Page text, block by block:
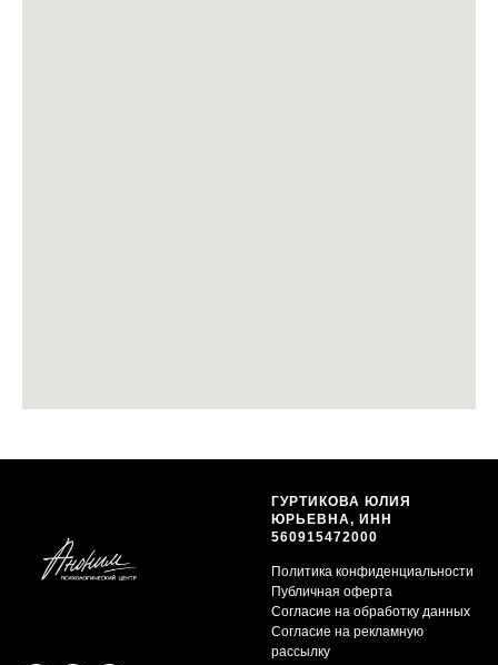
ГУРТИКОВА ЮЛИЯ
ЮРЬЕВНА, ИНН
560915472000
Политика конфиденциальности
Публичная оферта
Согласие на обработку данных
Согласие на рекламную
рассылку